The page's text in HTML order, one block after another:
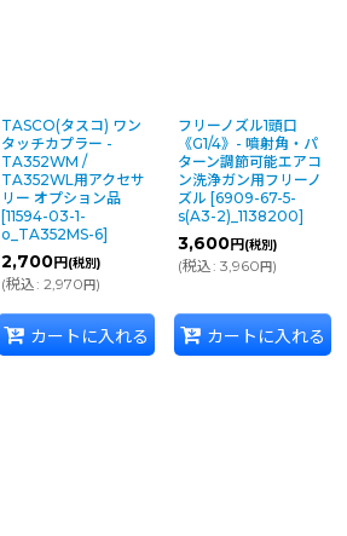
TASCO(タスコ) ワン
タッチカプラー -
TA352WM /
TA352WL用アクセサ
リー オプション品
[11594-03-1-
o_TA352MS-6]
2,700円 (税別)
(税込: 2,970 円)
カートに入れる
フリーノズル1頭口
《G1/4》- 噴射角・パ
ターン調節可能エアコ
ン洗浄ガン用フリーノ
ズル [6909-67-5-
s(A3-2)_1138200]
3,600円 (税別)
(税込: 3,960 円)
カートに入れる